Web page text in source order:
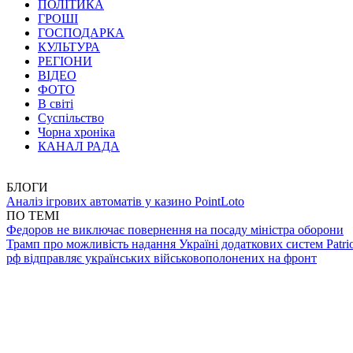
ПОЛІТИКА
ГРОШІ
ГОСПОДАРКА
КУЛЬТУРА
РЕГІОНИ
ВІДЕО
ФОТО
В світі
Суспільство
Чорна хроніка
КАНАЛ РАДА
БЛОГИ
Аналіз ігрових автоматів у казино PointLoto
ПО ТЕМІ
Федоров не виключає повернення на посаду міністра оборони
Трамп про можливість надання Україні додаткових систем
рф відправляє українських військовополонених на фронт